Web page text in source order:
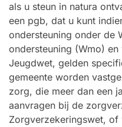
als u steun in natura
een pgb, dat u kunt
ondersteuning onder de
ondersteuning (Wmo)
Jeugdwet, gelden
gemeente worden
zorg, die meer dan een
aanvragen bij de
Zorgverzekeringswet,